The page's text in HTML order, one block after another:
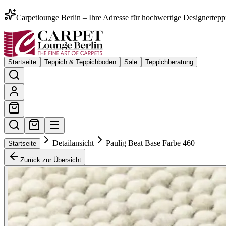
Carpetlounge Berlin – Ihre Adresse für hochwertige
Startseite Teppich & Teppichboden Sale Teppichberatung
Startseite Detailansicht Paulig Beat Base Farbe 460
Zurück zur Übersicht